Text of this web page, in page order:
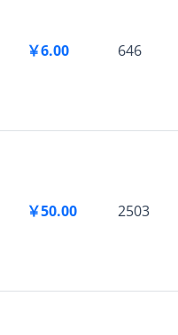
￥6.00 646
￥50.00 2503